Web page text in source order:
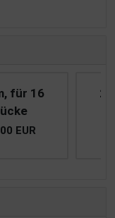
für 16
EUR